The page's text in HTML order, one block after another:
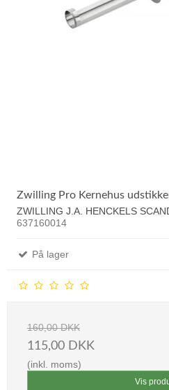
Zwilling Pro Kernehus
ZWILLING J.A. HENCKELS
637160014
På lager
160,00 DKK
115,00 DKK
(inkl. moms)
Vis